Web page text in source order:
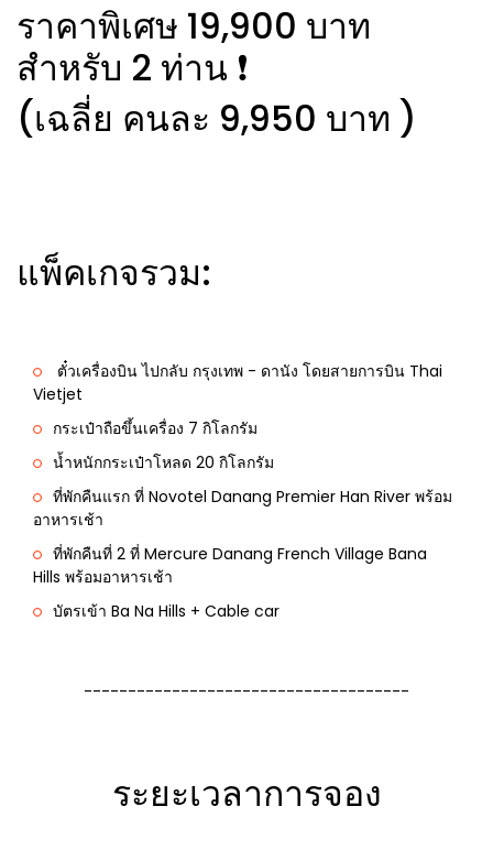
ราคาพิเศษ 19,900 บาท
สำหรับ 2 ท่าน ❗️
(เฉลี่ย คนละ 9,950 บาท )
แพ็คเกจรวม:
ตั๋วเครื่องบิน ไปกลับ กรุงเทพ - ดานัง โดยสายการบิน Thai
Vietjet
กระเป๋าถือขึ้นเครื่อง 7 กิโลกรัม
น้ำหนักกระเป๋าโหลด 20 กิโลกรัม
ที่พักคืนแรก ที่ Novotel Danang Premier Han River พร้อม
อาหารเช้า
ที่พักคืนที่ 2 ที่ Mercure Danang French Village Bana
Hills พร้อมอาหารเช้า
บัตรเข้า Ba Na Hills + Cable car
-------------------------------------
ระยะเวลาการจอง